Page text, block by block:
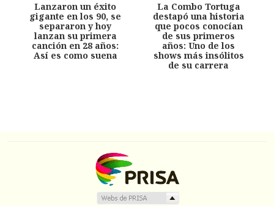
Lanzaron un éxito
gigante en los 90, se
separaron y hoy
lanzan su primera
canción en 28 años:
Así es como suena
La Combo Tortuga
destapó una historia
que pocos conocían
de sus primeros
años: Uno de los
shows más insólitos
de su carrera